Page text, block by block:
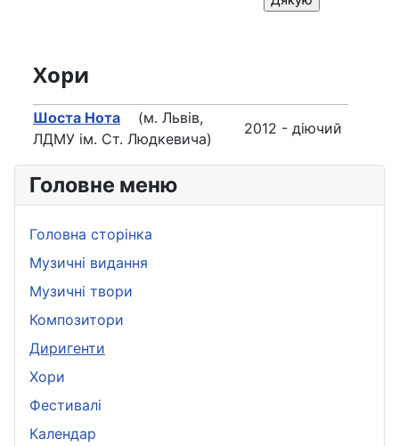
Головне меню
Головна сторінка
Музичні видання
Музичні твори
Композитори
Диригенти
Хори
Фестивалі
Календар
Хори
Шоста Нота (м. Львів,
ЛДМУ ім. Ст. Людкевича)
2012 - діючий